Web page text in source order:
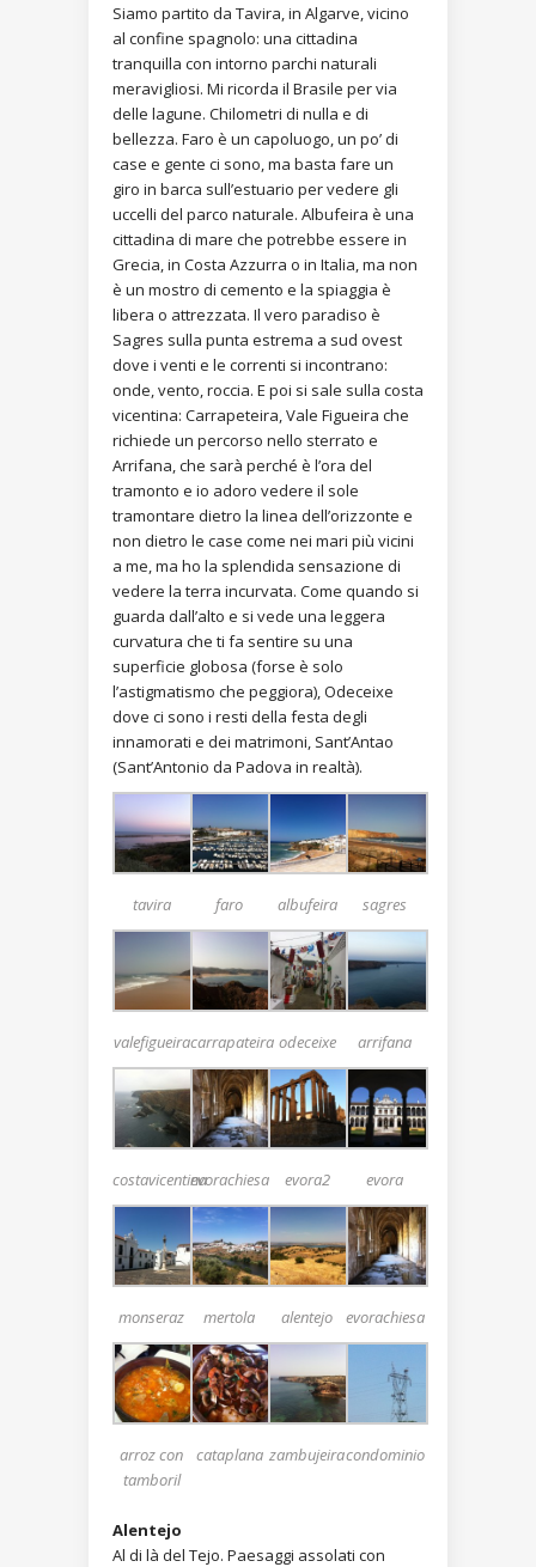
Siamo partito da Tavira, in Algarve, vicino
al confine spagnolo: una cittadina
tranquilla con intorno parchi naturali
meravigliosi. Mi ricorda il Brasile per via
delle lagune. Chilometri di nulla e di
bellezza. Faro è un capoluogo, un po’ di
case e gente ci sono, ma basta fare un
giro in barca sull’estuario per vedere gli
uccelli del parco naturale. Albufeira è una
cittadina di mare che potrebbe essere in
Grecia, in Costa Azzurra o in Italia, ma non
è un mostro di cemento e la spiaggia è
libera o attrezzata. Il vero paradiso è
Sagres sulla punta estrema a sud ovest
dove i venti e le correnti si incontrano:
onde, vento, roccia. E poi si sale sulla costa
vicentina: Carrapeteira, Vale Figueira che
richiede un percorso nello sterrato e
Arrifana, che sarà perché è l’ora del
tramonto e io adoro vedere il sole
tramontare dietro la linea dell’orizzonte e
non dietro le case come nei mari più vicini
a me, ma ho la splendida sensazione di
vedere la terra incurvata. Come quando si
guarda dall’alto e si vede una leggera
curvatura che ti fa sentire su una
superficie globosa (forse è solo
l’astigmatismo che peggiora), Odeceixe
dove ci sono i resti della festa degli
innamorati e dei matrimoni, Sant’Antao
(Sant’Antonio da Padova in realtà).
tavira faro albufeira sagres
valefigueiracarrapateira odeceixe arrifana
costavicentinaevorachiesa evora2 evora
monseraz mertola alentejo evorachiesa
arroz con
tamboril
cataplana zambujeiracondominio
Alentejo
Al di là del Tejo. Paesaggi assolati con